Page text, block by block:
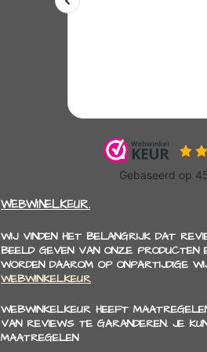
WEBWINELKEUR.
WIJ VINDEN HET BELANGRIJK DAT
BEELD GEVEN VAN ONZE PRODUCTEN
WORDEN DAAROM OP ONPARTIJDIGE
WEBWINKELKEUR
WEBWINKELKEUR HEEFT
VAN REVIEWS TE GARANDEREN. JE
MAATREGELEN